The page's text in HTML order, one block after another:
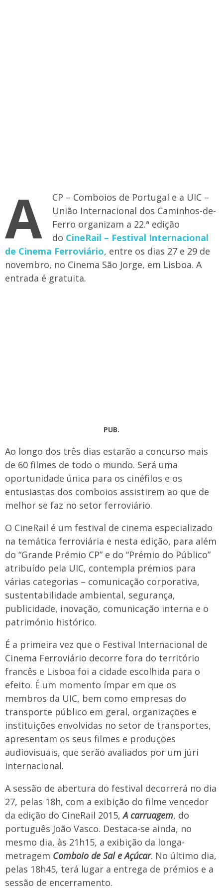
A
CP – Comboios de Portugal e a UIC –
União Internacional dos Caminhos-de-
Ferro organizam a 22.ª edição
do CineRail – Festival Internacional
de Cinema Ferroviário, entre os dias 27 e 29 de
novembro, no Cinema São Jorge, em Lisboa. A
entrada é gratuita.
PUB.
Ao longo dos três dias estarão a concurso mais
de 60 filmes de todo o mundo. Será uma
oportunidade única para os cinéfilos e os
entusiastas dos comboios assistirem ao que de
melhor se faz no setor ferroviário.
O CineRail é um festival de cinema especializado
na temática ferroviária e nesta edição, para além
do “Grande Prémio CP” e do “Prémio do Público”
atribuído pela UIC, contempla prémios para
várias categorias – comunicação corporativa,
sustentabilidade ambiental, segurança,
publicidade, inovação, comunicação interna e o
património histórico.
É a primeira vez que o Festival Internacional de
Cinema Ferroviário decorre fora do território
francês e Lisboa foi a cidade escolhida para o
efeito. É um momento ímpar em que os
membros da UIC, bem como empresas do
transporte público em geral, organizações e
instituições envolvidas no setor de transportes,
apresentam os seus filmes e produções
audiovisuais, que serão avaliados por um júri
internacional.
A sessão de abertura do festival decorrerá no dia
27, pelas 18h, com a exibição do filme vencedor
da edição do CineRail 2015,A carruagem, do
português João Vasco. Destaca-se ainda, no
mesmo dia, às 21h15, a exibição da longa-
metragem Comboio de Sal e Açúcar. No último dia,
pelas 18h45, terá lugar a entrega de prémios e a
sessão de encerramento.